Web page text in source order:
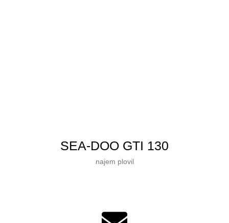
SEA-DOO GTI 130
najem plovil